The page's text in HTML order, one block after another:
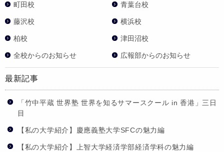
町田校 青葉台校
藤沢校 横浜校
柏校 津田沼校
全校からのお知らせ 広報部からのお知らせ
最新記事
「竹中平蔵 世界塾 世界を知るサマースクール in 香港」三日
目
【私の大学紹介】慶應義塾大学SFCの魅力編
【私の大学紹介】上智大学経済学部経済学科の魅力編